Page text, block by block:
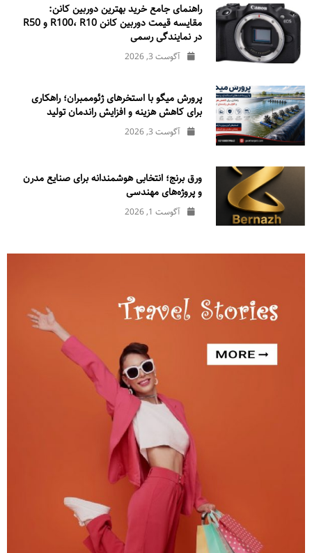
راهنمای جامع خرید بهترین دوربین کانن:
مقایسه قیمت دوربین کانن R100، R10 و R50
در نمایندگی رسمی
آگوست 3, 2026
پرورش میگو با استخرهای ژئوممبران؛ راهکاری
برای کاهش هزینه و افزایش راندمان تولید
آگوست 3, 2026
ورق برنج؛ انتخابی هوشمندانه برای صنایع مدرن
و پروژه‌های مهندسی
آگوست 1, 2026